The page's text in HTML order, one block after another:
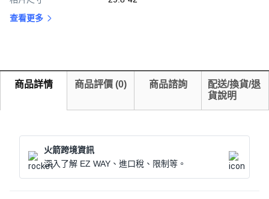
查看更多
商品詳情 商品評價 (0) 商品諮詢
配送/換貨/退
貨說明
火箭跨境資訊
深入了解 EZ WAY、進口稅、限制等。